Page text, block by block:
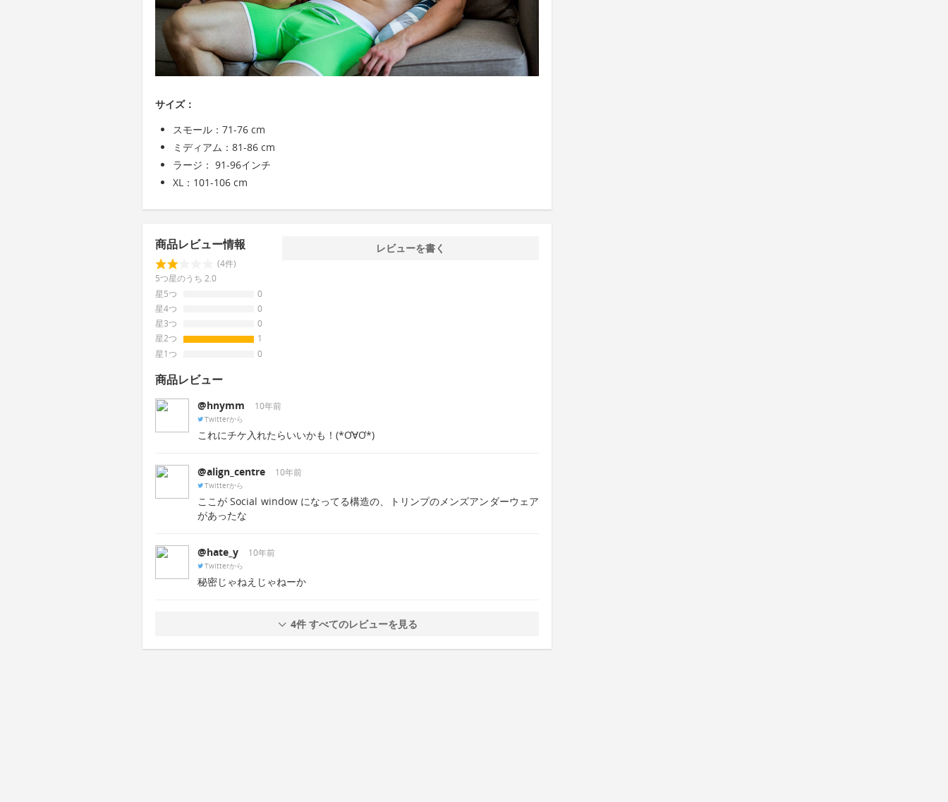
サイズ：
スモール：71-76 cm
ミディアム：81-86 cm
ラージ： 91-96インチ
XL：101-106 cm
商品レビュー情報
(4件)
5つ星のうち 2.0
星5つ
0
星4つ
0
星3つ
0
星2つ
1
星1つ
0
レビューを書く
商品レビュー
@hnymm 10年前
Twitterから
これにチケ入れたらいいかも！(*Ơ∀Ơ*)
@align_centre 10年前
Twitterから
ここが Social window になってる構造の、トリンプのメンズアンダーウェア
があったな
@hate_y 10年前
Twitterから
秘密じゃねえじゃねーか
4件 すべてのレビューを見る